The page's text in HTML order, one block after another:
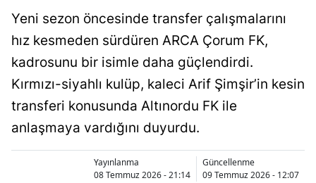
Artvin
Aydın
Bilecik
Bingöl
Yeni sezon öncesinde transfer çalışmalarını
hız kesmeden sürdüren ARCA Çorum FK,
kadrosunu bir isimle daha güçlendirdi.
Kırmızı-siyahlı kulüp, kaleci Arif Şimşir’in kesin
transferi konusunda Altınordu FK ile
anlaşmaya vardığını duyurdu.
Yayınlanma
08 Temmuz 2026 - 21:14
Güncellenme
09 Temmuz 2026 - 12:07